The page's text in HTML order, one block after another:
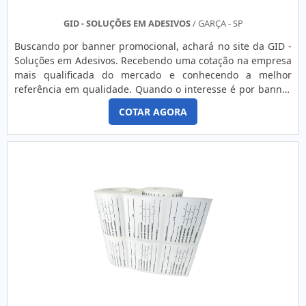
GID - SOLUÇÕES EM ADESIVOS/ GARÇA - SP
Buscando por banner promocional, achará no site da GID -
Soluções em Adesivos. Recebendo uma cotação na empresa
mais qualificada do mercado e conhecendo a melhor
referência em qualidade. Quando o interesse é por banner
promocional, com a GID - Soluções em Adesivos
encontramos precisão com revolução no critério de
adesivos.MAIS SOBRE BANNER PROMOCIONALA GID -
Soluções em Adesivos foca sua estratégia em oferecer aos
última geração, tudo isso para que se tenha banner
promocional com assertividade.Há muitas maneiras
eficientes de uma empresa demonstrar competência,
excelência e destaque em sua área de atuação. A GID -
Soluções em Adesivos se mostra referência por ter:
Soluções práticas e inovadoras que garantem qualidade em
todos os serviços prestados; Revolução no critério de
COTAR AGORA